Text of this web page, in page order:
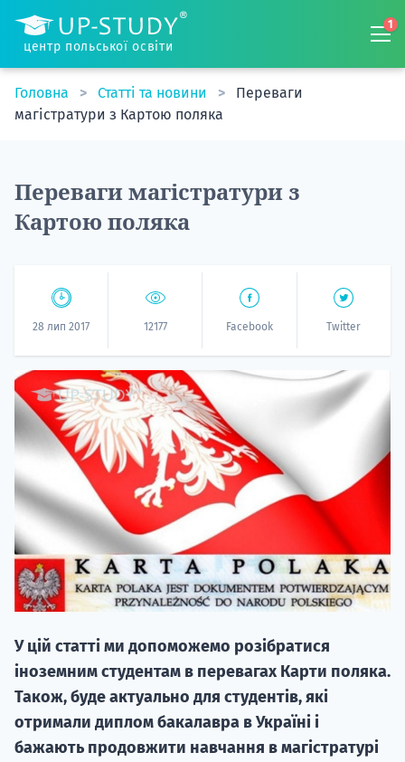
центр польської освіти
1
Головна Статті та новини
Переваги
магістратури з Картою поляка
Переваги магістратури з
Картою поляка
28 лип 2017 12177 Facebook Twitter
У цій статті ми допоможемо розібратися
іноземним студентам в перевагах Карти поляка.
Також, буде актуально для студентів, які
отримали диплом бакалавра в Україні і
бажають продовжити навчання в магістратурі
20.09
"Навчання